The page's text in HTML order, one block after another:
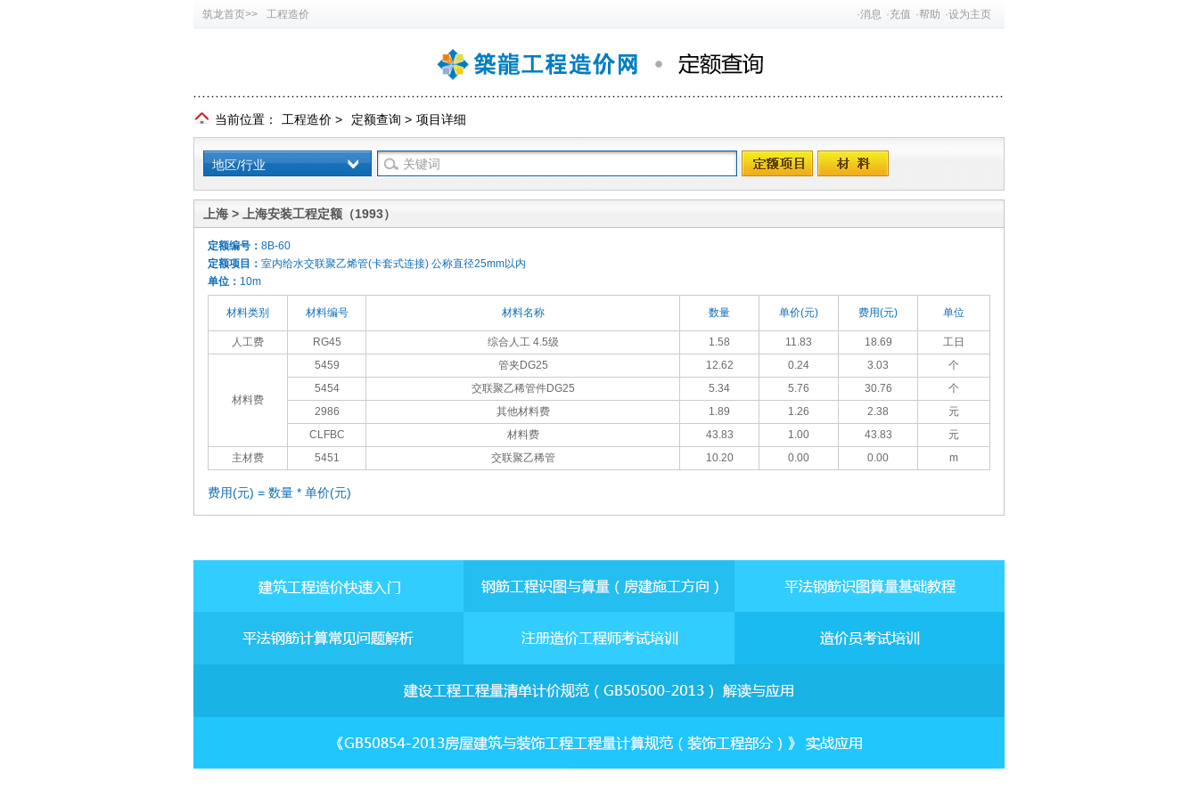
筑龙首页>> 工程造价 ·消息 ·充值 ·帮助 ·设为主页
当前位置： 工程造价 > 定额查询 > 项目详细
地区/行业
上海 > 上海安装工程定额（1993）
定额编号： 8B-60
定额项目： 室内给水交联聚乙烯管(卡套式连接) 公称直径25mm以内
单位： 10m
材料类别 材料编号 材料名称 数量 单价(元) 费用(元) 单位
人工费 RG45 综合人工 4.5级 1.58 11.83 18.69 工日
材料费
5459 管夹DG25 12.62 0.24 3.03
个
5454
交联聚乙稀管件DG25 5.34 5.76 30.76
个
2986
其他材料费 1.89 1.26 2.38
元
CLFBC
材料费 43.83 1.00 43.83
元
主材费
5451 交联聚乙稀管 10.20 0.00 0.00 m
费用(元) = 数量 * 单价(元)